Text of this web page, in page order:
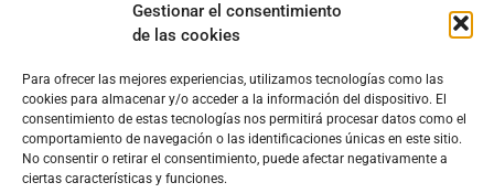
Gestionar el consentimiento
de las cookies
Para ofrecer las mejores experiencias, utilizamos tecnologías como las
cookies para almacenar y/o acceder a la información del dispositivo. El
consentimiento de estas tecnologías nos permitirá procesar datos como el
comportamiento de navegación o las identificaciones únicas en este sitio.
No consentir o retirar el consentimiento, puede afectar negativamente a
ciertas características y funciones.
info@marianobraga.com
BRAGA Academia
Podcast